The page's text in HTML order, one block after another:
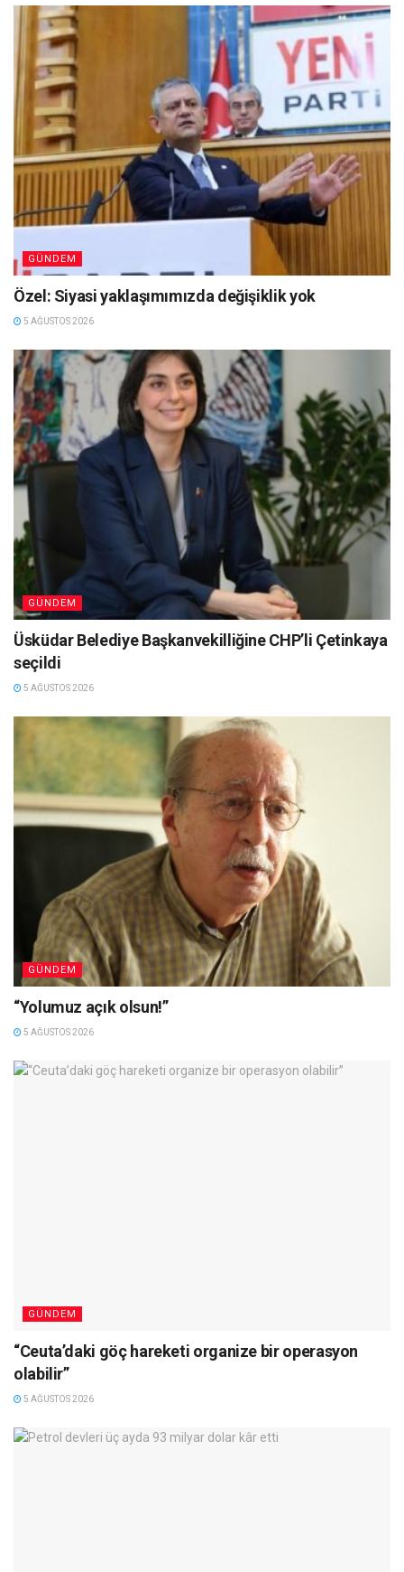
GÜNDEM
Özel: Siyasi yaklaşımımızda değişiklik yok
5 AĞUSTOS 2026
GÜNDEM
Üsküdar Belediye Başkanvekilliğine CHP’li Çetinkaya
seçildi
5 AĞUSTOS 2026
GÜNDEM
“Yolumuz açık olsun!”
5 AĞUSTOS 2026
GÜNDEM
“Ceuta’daki göç hareketi organize bir operasyon
olabilir”
5 AĞUSTOS 2026